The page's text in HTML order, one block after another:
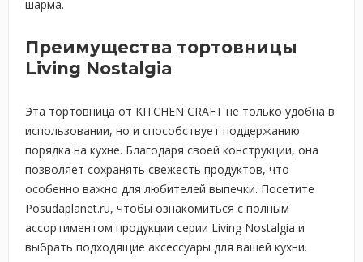
шарма.
Преимущества тортовницы
Living Nostalgia
Эта тортовница от KITCHEN CRAFT не только удобна в
использовании, но и способствует поддержанию
порядка на кухне. Благодаря своей конструкции, она
позволяет сохранять свежесть продуктов, что
особенно важно для любителей выпечки. Посетите
Posudaplanet.ru, чтобы ознакомиться с полным
ассортиментом продукции серии Living Nostalgia и
выбрать подходящие аксессуары для вашей кухни.